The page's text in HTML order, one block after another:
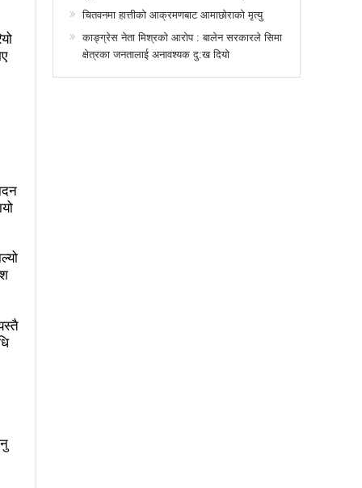
जना घाइते
बिद्यार्थीलाई चलचित्र सिकाउँदै बागमती प्रदेश सरकार
खसेको अनुमान
दाहालको निर्देशन
क्रिकेटमा नेपालले अफगानिस्तानलाई हरायो
भाग लिने नेत्रविक्रम चन्दको संकेत
गरेको भन्दै एमालेलाई महानगरको १ लाख जरिवाना
४ गतेदेखि काठमाडौँमा
जनयुद्धको मुख्य मुद्दा होः प्रचण्ड
चितवनमा हात्तीको आक्रमणबाट आमाछोराको मृत्यु
काङ्ग्रेस नेता मिश्रको आरोप : बालेन सरकारले सिमा
क्षेत्रका जनतालाई अनावश्यक दु:ख दियो